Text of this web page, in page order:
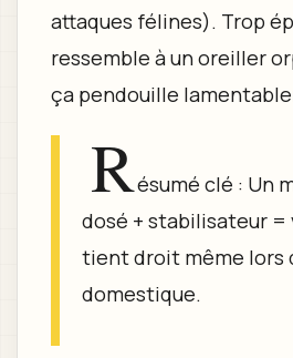
attaques félines). Trop
ressemble à un oreiller
ça pendouille
Résumé clé : Un
dosé + stabilisateur =
tient droit même lors
domestique.